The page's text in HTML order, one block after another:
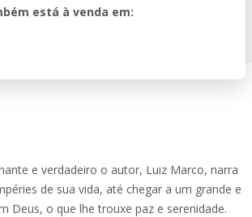
está à venda em:
e verdadeiro o autor, Luiz Marco, narra
de sua vida, até chegar a um grande e
Deus, o que lhe trouxe paz e serenidade.